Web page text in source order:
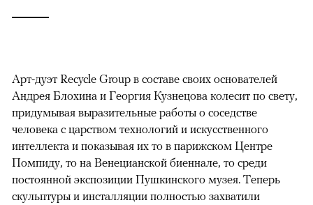
Арт-дуэт Recycle Group в составе своих основателей
Андрея Блохина и Георгия Кузнецова колесит по свету,
придумывая выразительные работы о соседстве
человека с царством технологий и искусственного
интеллекта и показывая их то в парижском Центре
Помпиду, то на Венецианской биеннале, то среди
постоянной экспозиции Пушкинского музея. Теперь
скульптуры и инсталляции полностью захватили